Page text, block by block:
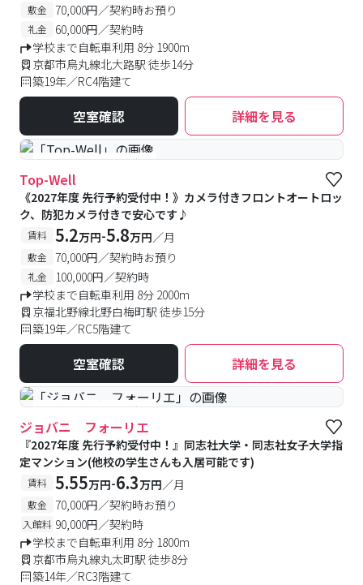
敷金 70,000円／契約時お預り
礼金
60,000円／契約時
学校まで自転車利用 8分 1900m
京都市烏丸線北大路駅 徒歩14分
築19年／RC4階建て
空室確認 詳細を見る
#予約受付中 #空室待ち
Top-Well
《2027年度 先行予約受付中！》カメラ付きフロントオートロッ
ク、防犯カメラ付きで安心です♪
賃料 5.2万円-5.8万円／月
敷金 70,000円／契約時お預り
礼金
100,000円／契約時
学校まで自転車利用 8分 2000m
京福北野線北野白梅町駅 徒歩15分
築19年／RC5階建て
空室確認 詳細を見る
#予約受付中 #空室待ち
ジョバニ フォーリエ
『2027年度 先行予約受付中！』同志社大学・同志社女子大学指
定マンション(他校の学生さんも入居可能です)
賃料 5.55万円-6.3万円／月
敷金 70,000円／契約時お預り
入館料 90,000円／契約時
学校まで自転車利用 8分 1800m
京都市烏丸線丸太町駅 徒歩8分
築14年／RC3階建て